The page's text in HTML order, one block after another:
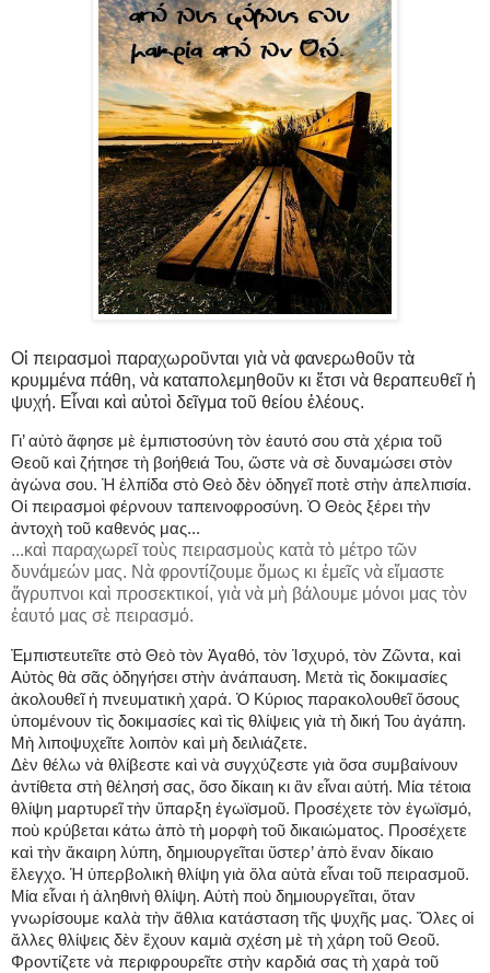
Οἱ πειρασμοὶ παραχωροῦνται γιὰ νὰ φανερωθοῦν τὰ
κρυμμένα πάθη, νὰ καταπολεμηθοῦν κι ἔτσι νὰ θεραπευθεῖ ἡ
ψυχή. Εἶναι καὶ αὐτοὶ δεῖγμα τοῦ θείου ἐλέους.
Γι’ αὐτὸ ἄφησε μὲ ἐμπιστοσύνη τὸν ἑαυτό σου στὰ χέρια τοῦ
Θεοῦ καὶ ζήτησε τὴ βοήθειά Του, ὥστε νὰ σὲ δυναμώσει στὸν
ἀγώνα σου. Ἡ ἐλπίδα στὸ Θεὸ δὲν ὁδηγεῖ ποτὲ στὴν ἀπελπισία.
Οἱ πειρασμοὶ φέρνουν ταπεινοφροσύνη. Ὁ Θεὸς ξέρει τὴν
ἀντοχὴ τοῦ καθενός μας...
...καὶ παραχωρεῖ τοὺς πειρασμοὺς κατὰ τὸ μέτρο τῶν
δυνάμεών μας. Νὰ φροντίζουμε ὅμως κι ἐμεῖς νὰ εἴμαστε
ἄγρυπνοι καὶ προσεκτικοί, γιὰ νὰ μὴ βάλουμε μόνοι μας τὸν
ἑαυτό μας σὲ πειρασμό.
Ἐμπιστευτεῖτε στὸ Θεὸ τὸν Ἀγαθό, τὸν Ἰσχυρό, τὸν Ζῶντα, καὶ
Αὐτὸς θὰ σᾶς ὁδηγήσει στὴν ἀνάπαυση. Μετὰ τὶς δοκιμασίες
ἀκολουθεῖ ἡ πνευματικὴ χαρά. Ὁ Κύριος παρακολουθεῖ ὅσους
ὑπομένουν τὶς δοκιμασίες καὶ τὶς θλίψεις γιὰ τὴ δική Του ἀγάπη.
Μὴ λιποψυχεῖτε λοιπὸν καὶ μὴ δειλιάζετε.
Δὲν θέλω νὰ θλίβεστε καὶ νὰ συγχύζεστε γιὰ ὅσα συμβαίνουν
ἀντίθετα στὴ θέλησή σας, ὅσο δίκαιη κι ἂν εἶναι αὐτή. Μία τέτοια
θλίψη μαρτυρεῖ τὴν ὕπαρξη ἐγωϊσμοῦ. Προσέχετε τὸν ἐγωϊσμό,
ποὺ κρύβεται κάτω ἀπὸ τὴ μορφὴ τοῦ δικαιώματος. Προσέχετε
καὶ τὴν ἄκαιρη λύπη, δημιουργεῖται ὕστερ’ ἀπὸ ἕναν δίκαιο
ἔλεγχο. Ἡ ὑπερβολικὴ θλίψη γιὰ ὅλα αὐτὰ εἶναι τοῦ πειρασμοῦ.
Μία εἶναι ἡ ἀληθινὴ θλίψη. Αὐτὴ ποὺ δημιουργεῖται, ὅταν
γνωρίσουμε καλὰ τὴν ἄθλια κατάσταση τῆς ψυχῆς μας. Ὅλες οἱ
ἄλλες θλίψεις δὲν ἔχουν καμιὰ σχέση μὲ τὴ χάρη τοῦ Θεοῦ.
Φροντίζετε νὰ περιφρουρεῖτε στὴν καρδιά σας τὴ χαρὰ τοῦ